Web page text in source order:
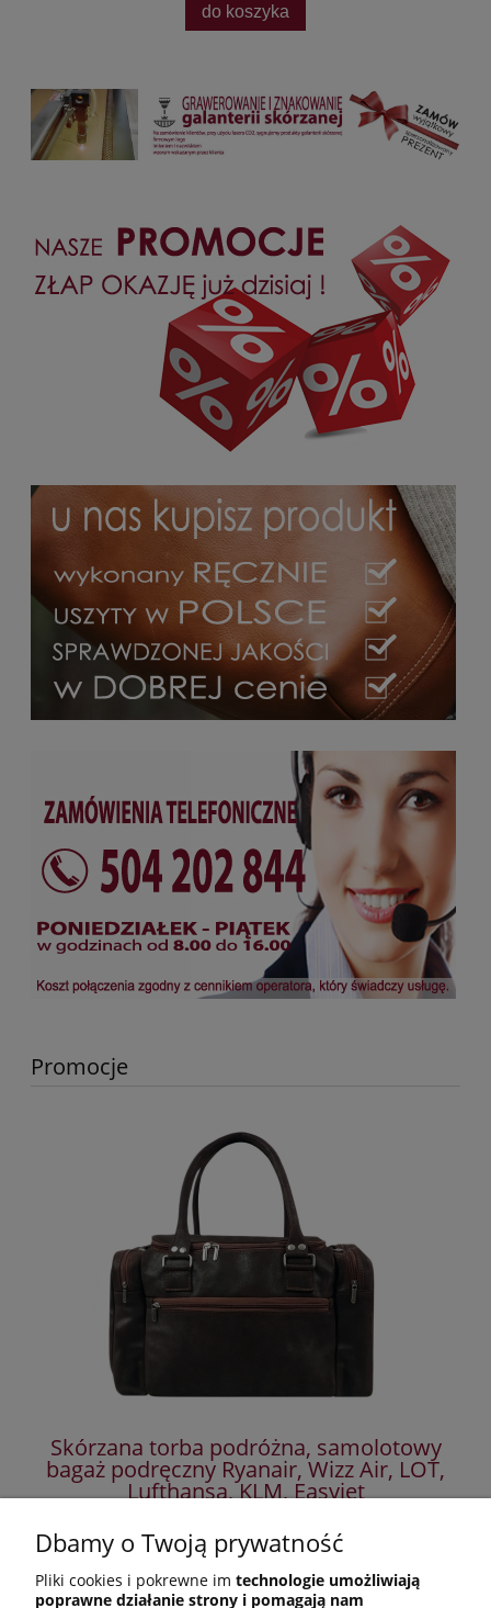
do koszyka
Promocje
Skórzana torba podróżna, samolotowy
bagaż podręczny Ryanair, Wizz Air, LOT,
Lufthansa, KLM, Easyjet
Najniższa cena:499,00 zł
Dbamy o Twoją prywatność
Pliki cookies i pokrewne im technologie umożliwiają
poprawne działanie strony i pomagają nam